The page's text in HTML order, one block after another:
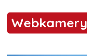
Webkamery